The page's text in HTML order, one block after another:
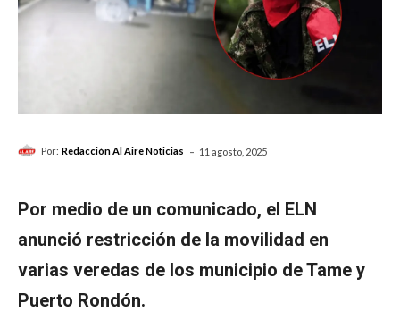
Por: Redacción Al Aire Noticias - 11 agosto, 2025
Por medio de un comunicado, el ELN
anunció restricción de la movilidad en
varias veredas de los municipio de Tame y
Puerto Rondón.